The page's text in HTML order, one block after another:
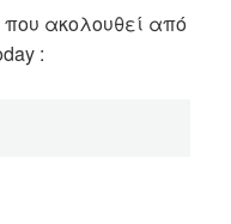
ακολουθεί από
: